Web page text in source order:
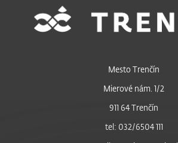
Mesto Trenčín
Mierové nám. 1/2
911 64 Trenčín
tel: 032/6504 111